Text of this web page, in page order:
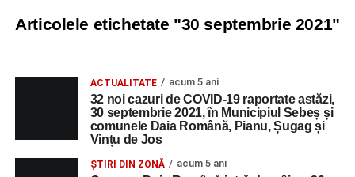
Articolele etichetate "30 septembrie 2021"
ACTUALITATE acum 5 ani
32 noi cazuri de COVID-19 raportate astăzi,
30 septembrie 2021, în Municipiul Sebeș și
comunele Daia Română, Pianu, Șugag și
Vințu de Jos
ȘTIRI DIN ZONĂ acum 5 ani